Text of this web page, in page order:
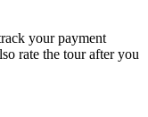
your payment
rate the tour after you